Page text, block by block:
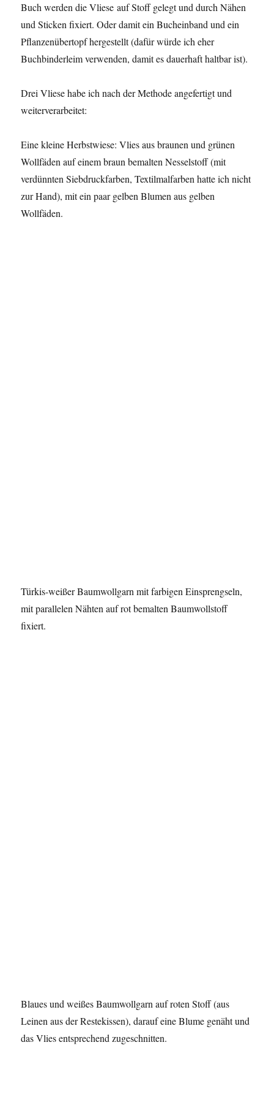
Buch werden die Vliese auf Stoff gelegt und durch Nähen
und Sticken fixiert. Oder damit ein Bucheinband und ein
Pflanzenübertopf hergestellt (dafür würde ich eher
Buchbinderleim verwenden, damit es dauerhaft haltbar ist).
Drei Vliese habe ich nach der Methode angefertigt und
weiterverarbeitet:
Eine kleine Herbstwiese: Vlies aus braunen und grünen
Wollfäden auf einem braun bemalten Nesselstoff (mit
verdünnten Siebdruckfarben, Textilmalfarben hatte ich nicht
zur Hand), mit ein paar gelben Blumen aus gelben
Wollfäden.
Türkis-weißer Baumwollgarn mit farbigen Einsprengseln,
mit parallelen Nähten auf rot bemalten Baumwollstoff
fixiert.
Blaues und weißes Baumwollgarn auf roten Stoff (aus
Leinen aus der Restekissen), darauf eine Blume genäht und
das Vlies entsprechend zugeschnitten.